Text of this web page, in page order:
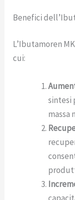
Benefici
L’Ibutamoren
cui:
sintesi
massa